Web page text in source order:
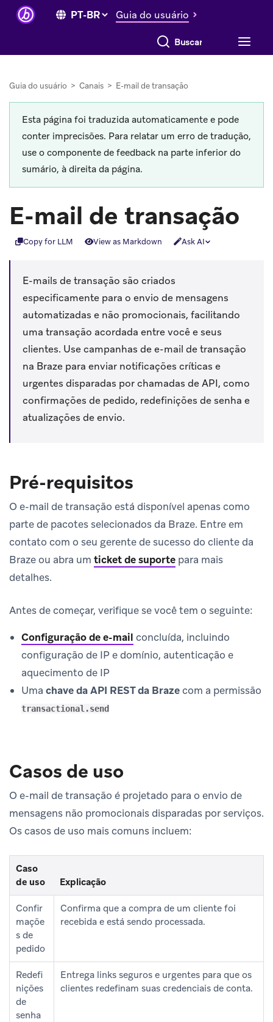
Guia do usuário
Buscar tudo
Guia do usuário > Canais > E-mail de transação
Esta página foi traduzida automaticamente e pode
conter imprecisões. Para relatar um erro de tradução,
use o componente de feedback na parte inferior do
sumário, à direita da página.
E-mail de transação
Copy for LLM View as Markdown Ask AI
E-mails de transação são criados
especificamente para o envio de mensagens
automatizadas e não promocionais, facilitando
uma transação acordada entre você e seus
clientes. Use campanhas de e-mail de transação
na Braze para enviar notificações críticas e
urgentes disparadas por chamadas de API, como
confirmações de pedido, redefinições de senha e
atualizações de envio.
Pré-requisitos
O e-mail de transação está disponível apenas como
parte de pacotes selecionados da Braze. Entre em
contato com o seu gerente de sucesso do cliente da
Braze ou abra um ticket de suporte para mais
detalhes.
Antes de começar, verifique se você tem o seguinte:
Configuração de e-mail concluída, incluindo
configuração de IP e domínio, autenticação e
aquecimento de IP
Uma chave da API REST da Brazecom a permissão
transactional.send
Casos de uso
O e-mail de transação é projetado para o envio de
mensagens não promocionais disparadas por serviços.
Os casos de uso mais comuns incluem:
Caso
de uso
Explicação
Confir
maçõe
s de
pedido
Confirma que a compra de um cliente foi
recebida e está sendo processada.
Redefi
nições
de
senha
Entrega links seguros e urgentes para que os
clientes redefinam suas credenciais de conta.